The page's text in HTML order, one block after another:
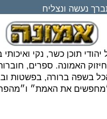
נעשה ונצליח
תוכן כשר, נקי
האמונה. ספרים,
בשפה ברורה, בפשטות
את האמת״